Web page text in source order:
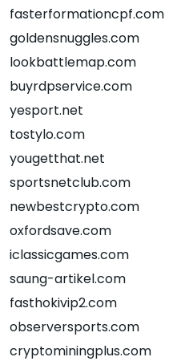
fasterformationcpf.com
goldensnuggles.com
lookbattlemap.com
buyrdpservice.com
yesport.net
tostylo.com
yougetthat.net
sportsnetclub.com
newbestcrypto.com
oxfordsave.com
iclassicgames.com
saung-artikel.com
fasthokivip2.com
observersports.com
cryptominingplus.com